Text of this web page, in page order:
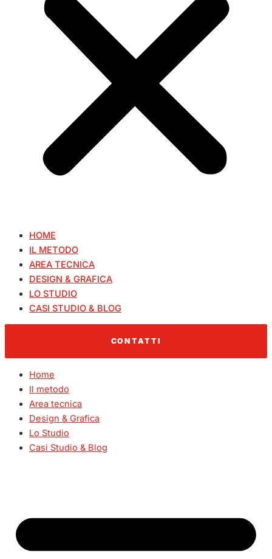
HOME
IL METODO
AREA TECNICA
DESIGN & GRAFICA
LO STUDIO
CASI STUDIO & BLOG
CONTATTI
Home
Il metodo
Area tecnica
Design & Grafica
Lo Studio
Casi Studio & Blog